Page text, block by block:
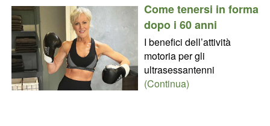
Come tenersi in forma
dopo i 60 anni
I benefici dell’attività
motoria per gli
ultrasessantenni
(Continua)